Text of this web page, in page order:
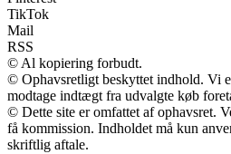
TikTok
Mail
RSS
© Al kopiering forbudt.
© Ophavsretligt beskyttet indhold. Vi
modtage indtægt fra udvalgte køb
© Dette site er omfattet af ophavsret.
få kommission. Indholdet må kun
skriftlig aftale.